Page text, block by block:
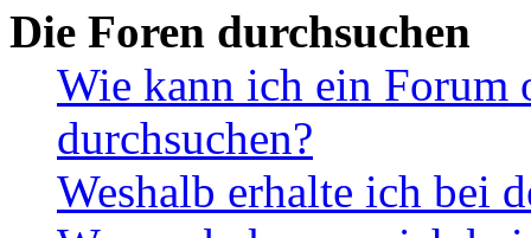
Die Foren durchsuchen
Wie kann ich ein Forum
durchsuchen?
Weshalb erhalte ich bei